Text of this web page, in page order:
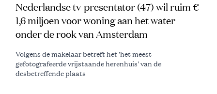
Nederlandse tv-presentator (47) wil ruim €
1,6 miljoen voor woning aan het water
onder de rook van Amsterdam
Volgens de makelaar betreft het 'het meest
gefotografeerde vrijstaande herenhuis' van de
desbetreffende plaats